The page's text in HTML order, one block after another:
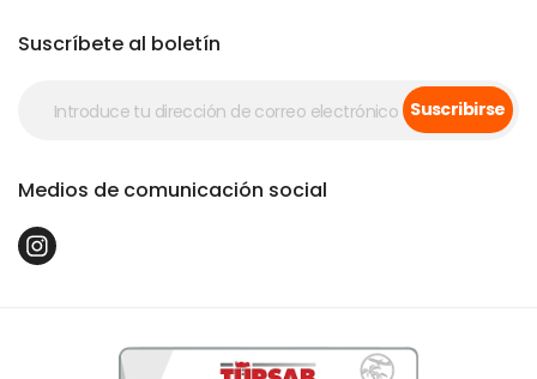
Suscríbete al boletín
Suscribirse
Medios de comunicación social